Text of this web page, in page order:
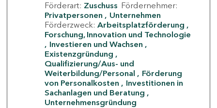
Förderart: Zuschuss Fördernehmer:
Privatpersonen
Unternehmen
Förderzweck: Arbeitsplatzförderung
Forschung, Innovation und Technologie
Investieren und Wachsen
Existenzgründung
Qualifizierung/Aus- und
Weiterbildung/Personal
Förderung
von Personalkosten
Investitionen in
Sachanlagen und Beratung
Unternehmensgründung